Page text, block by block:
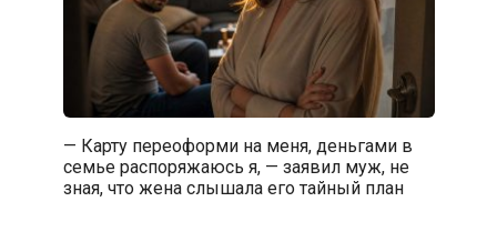
— Карту переоформи на меня, деньгами в
семье распоряжаюсь я, — заявил муж, не
зная, что жена слышала его тайный план